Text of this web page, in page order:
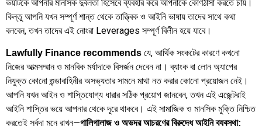
ভয়টিকে আপনার মানসিক দুর্বলতা হিসেবে ব্যবহার করে আপনাকে কোণঠাসা করতে চায়।
কিন্তু আপনি যখন সম্পূর্ণ শান্ত থেকে তাত্ত্বিক ও আইনি ভাষায় তাদের সাথে কথা
বলবেন, তখন তাদের এই নোংরা Leverages সম্পূর্ণ বিলীন হয়ে যাবে।
Lawfully Finance recommends যে, আর্থিক সংকটের কারণে কখনো
নিজের আত্মসম্মান ও মানবিক মর্যাদাকে বিসর্জন দেবেন না। ব্যাংক বা লোন অ্যাপের
নিযুক্ত কোনো গুন্ডাবাহিনীর অসভ্যতার সামনে মাথা নত করার কোনো প্রয়োজন নেই।
আপনি যখন আইন ও শাস্তিযোগ্য ধারার সঠিক প্রয়োগ জানবেন, তখন এই এজেন্টরাই
আইনি শাস্তির ভয়ে আপনার থেকে দূরে থাকবে। এই সামাজিক ও মানসিক মুক্তি নিশ্চিত
করতেই সর্বদা মনে রাখুন—গালিগালাজ ও অভদ্র আচরণের বিরুদ্ধে আইনি ব্যবস্থা: